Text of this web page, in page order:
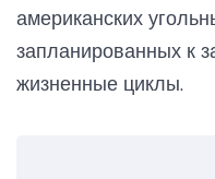
американских
запланированных к
жизненные циклы.